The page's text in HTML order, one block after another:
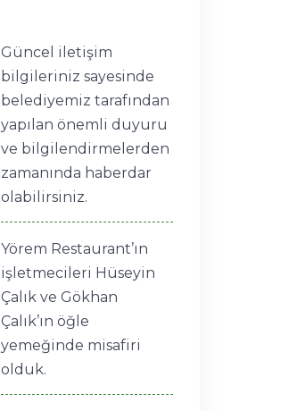
Güncel iletişim
bilgileriniz sayesinde
belediyemiz tarafından
yapılan önemli duyuru
ve bilgilendirmelerden
zamanında haberdar
olabilirsiniz.
Yörem Restaurant’ın
işletmecileri Hüseyin
Çalık ve Gökhan
Çalık’ın öğle
yemeğinde misafiri
olduk.